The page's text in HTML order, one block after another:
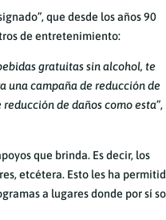
que desde los años 90
de entretenimiento:
gratuitas sin alcohol, te
una campaña de reducción de
de daños como esta”,
que brinda. Es decir, los
etcétera. Esto les ha
a lugares donde por sí